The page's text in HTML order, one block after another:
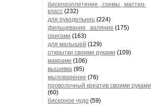
бисепроплетение , схемы , мастер-
класс (232)
для рукодельниц (224)
фильцевание , валяние (175)
оригами (163)
для малышей (129)
открытки своими руками (109)
макраме (106)
вышивка (95)
мыловарение (76)
проволочный креатив своими руками
(60)
бисерное чудо (59)